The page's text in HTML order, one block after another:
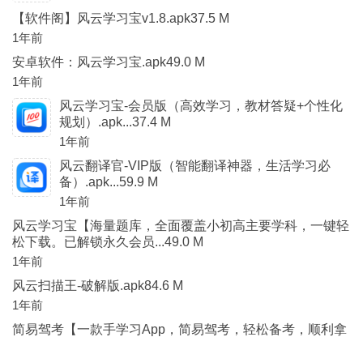
【软件阁】风云学习宝v1.8.apk37.5 M
1年前
安卓软件：风云学习宝.apk49.0 M
1年前
风云学习宝-会员版（高效学习，教材答疑+个性化
规划）.apk...37.4 M
1年前
风云翻译官-VIP版（智能翻译神器，生活学习必
备）.apk...59.9 M
1年前
风云学习宝【海量题库，全面覆盖小初高主要学科，一键轻
松下载。已解锁永久会员...49.0 M
1年前
风云扫描王-破解版.apk84.6 M
1年前
简易驾考【一款手学习App，简易驾考，轻松备考，顺利拿